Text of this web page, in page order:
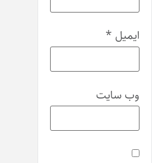
ایمیل *
وب‌ سایت